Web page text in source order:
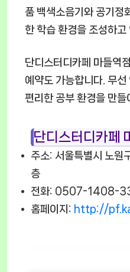
품 백색소음기와 공기정
한 학습 환경을 조성하고
단디스터디카페 마들역
예약도 가능합니다. 무
편리한 공부 환경을 만들
단디스터디카페
주소: 서울특별시 노
층
전화: 0507-1408-
홈페이지: http://